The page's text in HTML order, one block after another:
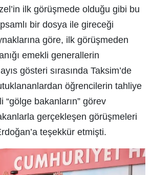
ilk görüşmede olduğu gibi bu
bir dosya ile gireceği
göre, ilk görüşmeden
emekli generallerin
gösteri sırasında Taksim’de
öğrencilerin tahliye
“gölge bakanların” görev
gerçekleşen görüşmeleri
teşekkür etmişti.